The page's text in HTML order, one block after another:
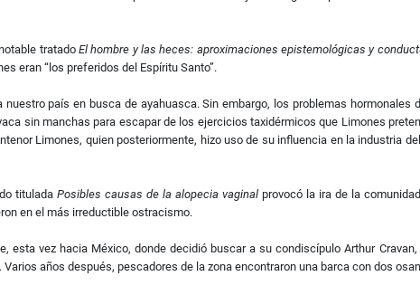
tratado El hombre y las heces: aproximaciones epistemológicas y
eran “los preferidos del Espíritu Santo”.
país en busca de ayahuasca. Sin embargo, los problemas hormonales
sin manchas para escapar de los ejercicios taxidérmicos que Limones
Limones, quien posteriormente, hizo uso de su influencia en la industria
tituladaPosibles causas de la alopecia vaginalprovocó la ira de la
en el más irreductible ostracismo.
esta vez hacia México, donde decidió buscar a su condiscípulo Arthur
años después, pescadores de la zona encontraron una barca con dos